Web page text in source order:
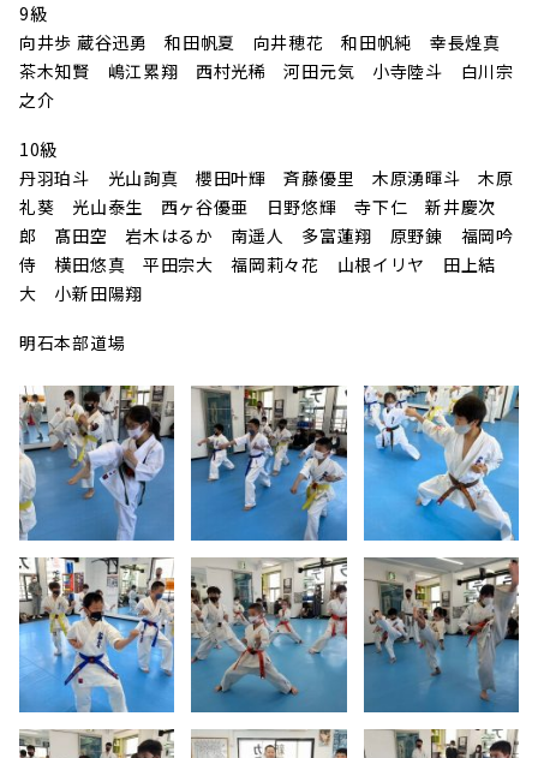
9級
向井歩 蔵谷迅勇 和田帆夏 向井穂花 和田帆純 幸長煌真
茶木知賢 嶋江累翔 西村光稀 河田元気 小寺陸斗 白川宗
之介
10級
丹羽珀斗 光山詢真 櫻田叶輝 斉藤優里 木原湧暉斗 木原
礼葵 光山泰生 西ヶ谷優亜 日野悠輝 寺下仁 新井慶次
郎 髙田空 岩木はるか 南遥人 多富蓮翔 原野錬 福岡吟
侍 横田悠真 平田宗大 福岡莉々花 山根イリヤ 田上結
大 小新田陽翔
明石本部道場